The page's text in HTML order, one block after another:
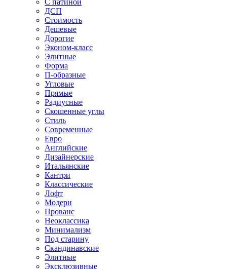
С патиной
ДСП
Стоимость
Дешевые
Дорогие
Эконом-класс
Элитные
Форма
П-образные
Угловые
Прямые
Радиусные
Скошенные углы
Стиль
Современные
Евро
Английские
Дизайнерские
Итальянские
Кантри
Классические
Лофт
Модерн
Прованс
Неоклассика
Минимализм
Под старину
Скандинавские
Элитные
Эксклюзивные